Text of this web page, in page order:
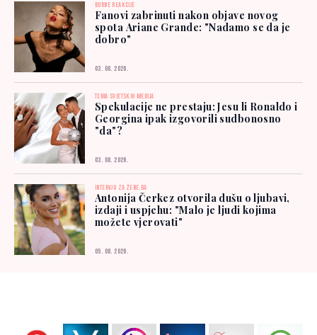
BURNE REAKCIJE
Fanovi zabrinuti nakon objave novog
spota Ariane Grande: "Nadamo se da je
dobro"
03. 08. 2026.
TEMA SVJETSKIH MEDIJA
Spekulacije ne prestaju: Jesu li Ronaldo i
Georgina ipak izgovorili sudbonosno
"da"?
03. 08. 2026.
INTERVJU ZA ŽENE.BA
Antonija Čerkez otvorila dušu o ljubavi,
izdaji i uspjehu: "Malo je ljudi kojima
možete vjerovati"
05. 08. 2026.